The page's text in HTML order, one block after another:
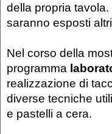
della propria tavola.
saranno esposti
Nel corso della
programma
realizzazione di
diverse tecniche
e pastelli a cera.